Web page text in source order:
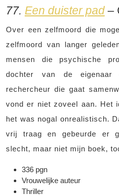
77. Een duister pad–
Over een zelfmoord die
zelfmoord van langer
mensen die psychische
dochter van de eigenaar
rechercheur die gaat
vond er niet zoveel aan. Het
het was nogal onrealistisch.
vrij traag en gebeurde er
slecht, maar niet mijn boek,
336 pgn
Vrouwelijke auteur
Thriller